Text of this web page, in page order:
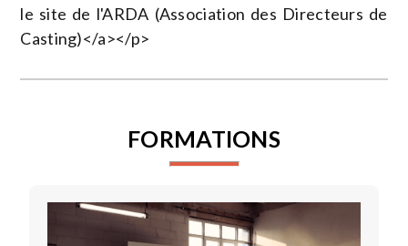
le site de l'ARDA (Association des Directeurs de
Casting)</a></p>
FORMATIONS